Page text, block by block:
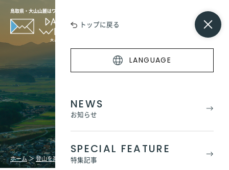
トップに戻る
LANGUAGE
NEWS
お知らせ
SPECIAL FEATURE
特集記事
鳥取県・大山山麓はワンダーの宝庫
ホーム＞登山を楽しもう＞登山の心得